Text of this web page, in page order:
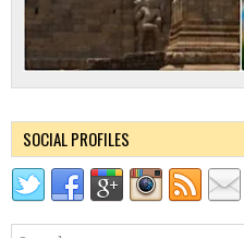
SOCIAL PROFILES